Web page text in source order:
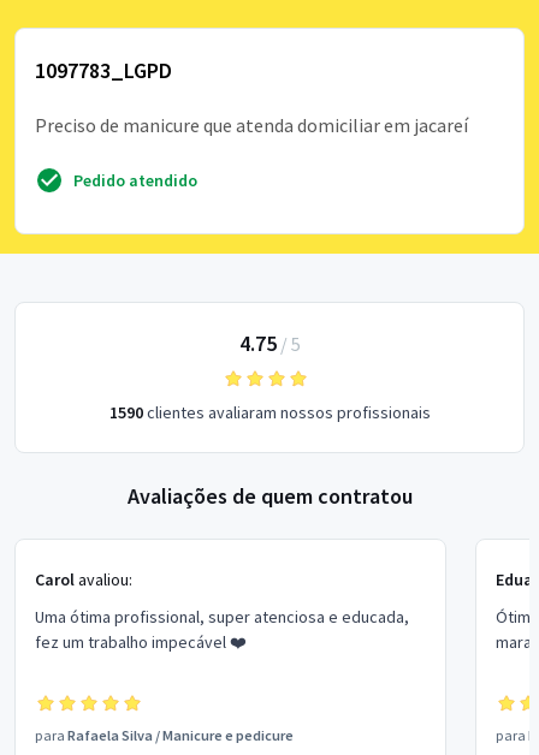
1097783_LGPD
Preciso de manicure que atenda domiciliar em jacareí
Pedido atendido
4.75/ 5
1590clientes avaliaram nossos profissionais
Avaliações de quem contratou
Carolavaliou:
Uma ótima profissional, super atenciosa e educada,
fez um trabalho impecável ❤️
para Rafaela Silva /Manicure e pedicure para